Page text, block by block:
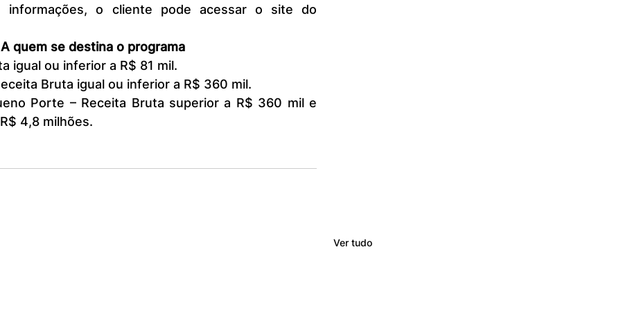
informações, o cliente pode acessar o site do
A quem se destina o programa
igual ou inferior a R$ 81 mil.
Bruta igual ou inferior a R$ 360 mil.
Porte – Receita Bruta superior a R$ 360 mil e
4,8 milhões.
Ver tudo